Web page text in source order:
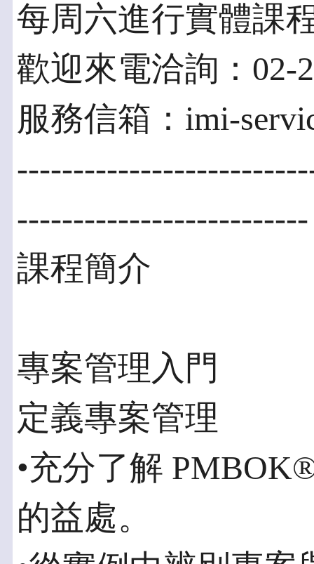
每周六進行實體課
歡迎來電洽詢：02-
服務信箱：imi-
--------------------------
課程簡介
專案管理入門
定義專案管理
•充分了解
的益處。